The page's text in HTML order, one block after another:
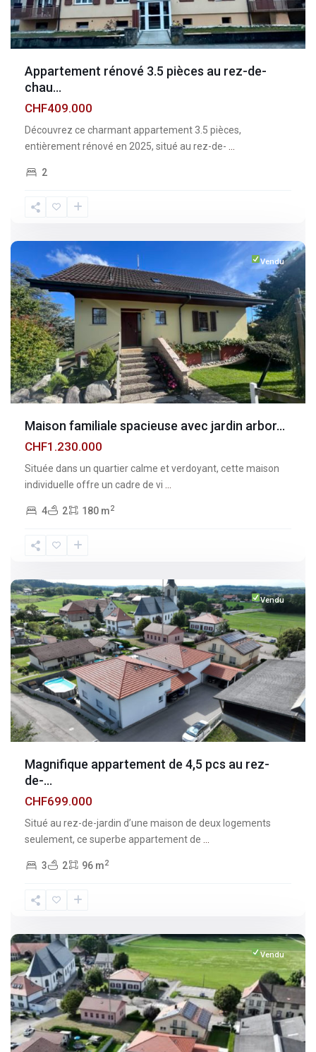
Appartement rénové 3.5 pièces au rez-de-
chau...
CHF409.000
Découvrez ce charmant appartement 3.5 pièces,
entièrement rénové en 2025, situé au rez-de-
2
Fribourg
devant-
Vendu
Maison familiale spacieuse avec jardin arbor...
CHF1.230.000
Située dans un quartier calme et verdoyant, cette maison
individuelle offre un cadre de vi
4 2 180 m2
Fribourg ,
devant-
Vendu
Magnifique appartement de 4,5 pcs au rez-
de-...
CHF699.000
Situé au rez-de-jardin d’une maison de deux logements
seulement, ce superbe appartement de
3 2 96 m2
Fribourg ,
devant-
Vendu